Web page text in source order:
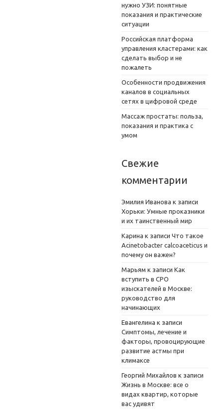
нужно УЗИ: понятные
показания и практические
ситуации
Российская платформа
управления кластерами: как
сделать выбор и не
пожалеть
Особенности продвижения
каналов в социальных
сетях в цифровой среде
Массаж простаты: польза,
показания и практика с
умом
Свежие
комментарии
Эмилия Иванова к записи
Хорьки: Умные проказники
и их таинственный мир
Карина к записи Что такое
Acinetobacter calcoaceticus и
почему он важен?
Марьям к записи Как
вступить в СРО
изыскателей в Москве:
руководство для
начинающих
Евангелина к записи
Симптомы, лечение и
факторы, провоцирующие
развитие астмы при
климаксе
Георгий Михайлов к записи
Жизнь в Москве: все о
видах квартир, которые
вас удивят